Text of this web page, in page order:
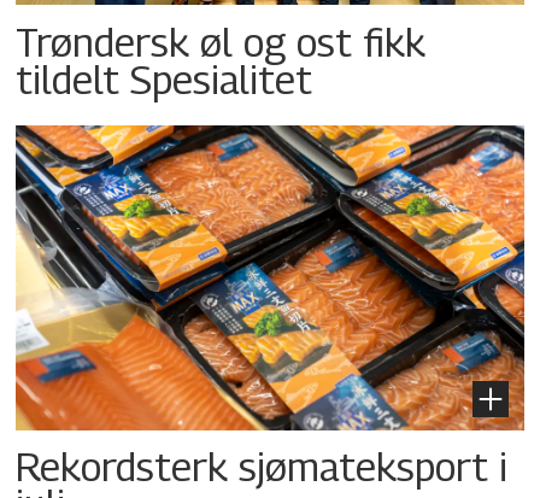
Trøndersk øl og ost fikk
tildelt Spesialitet
Rekordsterk sjømateksport i